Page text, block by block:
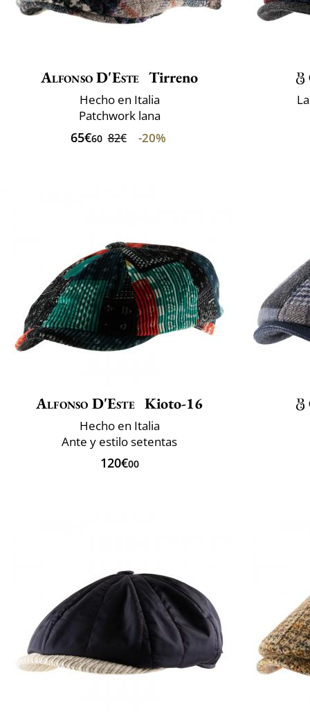
Alfonso D'Este Tirreno
Hecho en Italia
Patchwork lana
65€60 82€ -20%
Alfonso D'Este Kioto-16
Hecho en Italia
Ante y estilo setentas
120€00